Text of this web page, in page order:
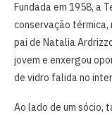
Fundada em 1958, a
conservação térmica,
pai de Natalia
jovem e enxergou
de vidro falida no
Ao lado de um sócio,